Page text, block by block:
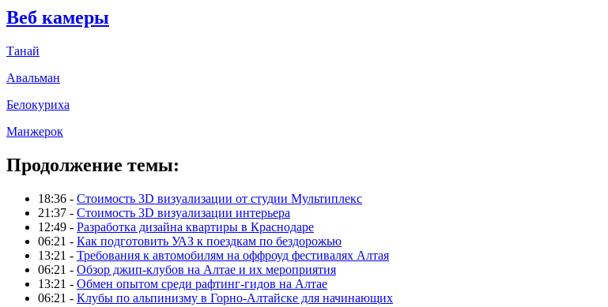
Веб камеры
Танай
Авальман
Белокуриха
Манжерок
Продолжение темы:
18:36 - Стоимость 3D визуализации от студии Мультиплекс
21:37 - Стоимость 3D визуализации интерьера
12:49 - Разработка дизайна квартиры в Краснодаре
06:21 - Как подготовить УАЗ к поездкам по бездорожью
13:21 - Требования к автомобилям на оффроуд фестивалях Алтая
06:21 - Обзор джип-клубов на Алтае и их мероприятия
13:21 - Обмен опытом среди рафтинг-гидов на Алтае
06:21 - Клубы по альпинизму в Горно-Алтайске для начинающих